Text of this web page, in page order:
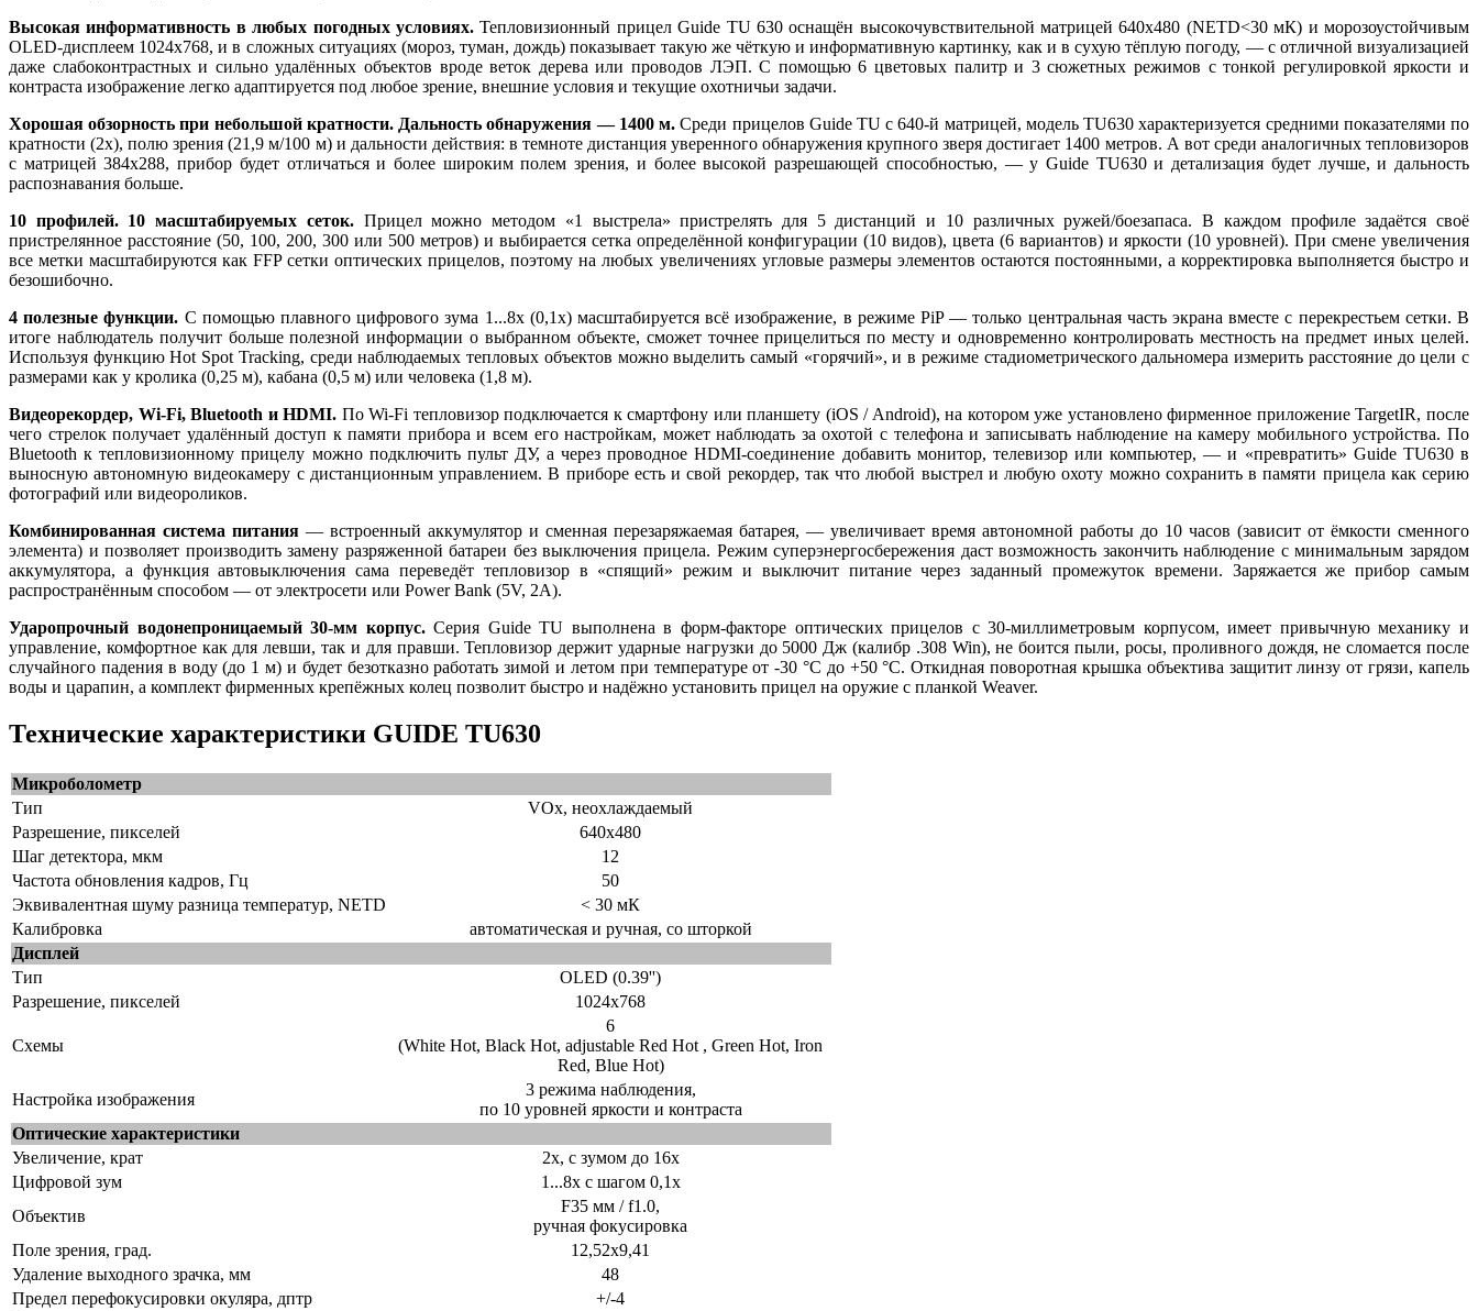
Высокая информативность в любых погодных условиях.Тепловизионный прицел Guide TU 630 оснащён высокочувствительной матрицей 640x480 (NETD<30 мК) и морозоустойчивым
OLED-дисплеем 1024x768, и в сложных ситуациях (мороз, туман, дождь) показывает такую же чёткую и информативную картинку, как и в сухую тёплую погоду, — с отличной визуализацией
даже слабоконтрастных и сильно удалённых объектов вроде веток дерева или проводов ЛЭП. С помощью 6 цветовых палитр и 3 сюжетных режимов с тонкой регулировкой яркости и
контраста изображение легко адаптируется под любое зрение, внешние условия и текущие охотничьи задачи.
Хорошая обзорность при небольшой кратности. Дальность обнаружения — 1400 м. Среди прицелов Guide TU с 640-й матрицей, модель TU630 характеризуется средними показателями по
кратности (2x), полю зрения (21,9 м/100 м) и дальности действия: в темноте дистанция уверенного обнаружения крупного зверя достигает 1400 метров. А вот среди аналогичных тепловизоров
с матрицей 384x288, прибор будет отличаться и более широким полем зрения, и более высокой разрешающей способностью, — у Guide TU630 и детализация будет лучше, и дальность
распознавания больше.
10 профилей. 10 масштабируемых сеток.Прицел можно методом «1 выстрела» пристрелять для 5 дистанций и 10 различных ружей/боезапаса. В каждом профиле задаётся своё
пристрелянное расстояние (50, 100, 200, 300 или 500 метров) и выбирается сетка определённой конфигурации (10 видов), цвета (6 вариантов) и яркости (10 уровней). При смене увеличения
все метки масштабируются как FFP сетки оптических прицелов, поэтому на любых увеличениях угловые размеры элементов остаются постоянными, а корректировка выполняется быстро и
безошибочно.
4 полезные функции. С помощью плавного цифрового зума 1...8x (0,1x) масштабируется всё изображение, в режиме PiP — только центральная часть экрана вместе с перекрестьем сетки. В
итоге наблюдатель получит больше полезной информации о выбранном объекте, сможет точнее прицелиться по месту и одновременно контролировать местность на предмет иных целей.
Используя функцию Hot Spot Tracking, среди наблюдаемых тепловых объектов можно выделить самый «горячий», и в режиме стадиометрического дальномера измерить расстояние до цели с
размерами как у кролика (0,25 м), кабана (0,5 м) или человека (1,8 м).
Видеорекордер, Wi-Fi, Bluetooth и HDMI. По Wi-Fi тепловизор подключается к смартфону или планшету (iOS / Android), на котором уже установлено фирменное приложение TargetIR, после
чего стрелок получает удалённый доступ к памяти прибора и всем его настройкам, может наблюдать за охотой с телефона и записывать наблюдение на камеру мобильного устройства. По
Bluetooth к тепловизионному прицелу можно подключить пульт ДУ, а через проводное HDMI-соединение добавить монитор, телевизор или компьютер, — и «превратить» Guide TU630 в
выносную автономную видеокамеру с дистанционным управлением. В приборе есть и свой рекордер, так что любой выстрел и любую охоту можно сохранить в памяти прицела как серию
фотографий или видеороликов.
Комбинированная система питания — встроенный аккумулятор и сменная перезаряжаемая батарея, — увеличивает время автономной работы до 10 часов (зависит от ёмкости сменного
элемента) и позволяет производить замену разряженной батареи без выключения прицела. Режим суперэнергосбережения даст возможность закончить наблюдение с минимальным зарядом
аккумулятора, а функция автовыключения сама переведёт тепловизор в «спящий» режим и выключит питание через заданный промежуток времени. Заряжается же прибор самым
распространённым способом — от электросети или Power Bank (5V, 2A).
Ударопрочный водонепроницаемый 30-мм корпус.Серия Guide TU выполнена в форм-факторе оптических прицелов с 30-миллиметровым корпусом, имеет привычную механику и
управление, комфортное как для левши, так и для правши. Тепловизор держит ударные нагрузки до 5000 Дж (калибр .308 Win), не боится пыли, росы, проливного дождя, не сломается после
случайного падения в воду (до 1 м) и будет безотказно работать зимой и летом при температуре от -30 °C до +50 °C. Откидная поворотная крышка объектива защитит линзу от грязи, капель
воды и царапин, а комплект фирменных крепёжных колец позволит быстро и надёжно установить прицел на оружие с планкой Weaver.
Технические характеристики GUIDE TU630
Микроболометр
Тип
VOx, неохлаждаемый
Разрешение, пикселей
640x480
Шаг детектора, мкм
12
Частота обновления кадров, Гц
50
Эквивалентная шуму разница температур, NETD
< 30 мК
Калибровка
автоматическая и ручная, со шторкой
Дисплей
Тип
OLED (0.39'')
Разрешение, пикселей
1024x768
Схемы
6
(White Hot, Black Hot, adjustable Red Hot , Green Hot, Iron
Red, Blue Hot)
Настройка изображения
3 режима наблюдения,
по 10 уровней яркости и контраста
Оптические характеристики
Увеличение, крат
2x, с зумом до 16x
Цифровой зум
1...8x с шагом 0,1x
Объектив
F35 мм / f1.0,
ручная фокусировка
Поле зрения, град.
12,52x9,41
Удаление выходного зрачка, мм
48
Предел перефокусировки окуляра, дптр
+/-4